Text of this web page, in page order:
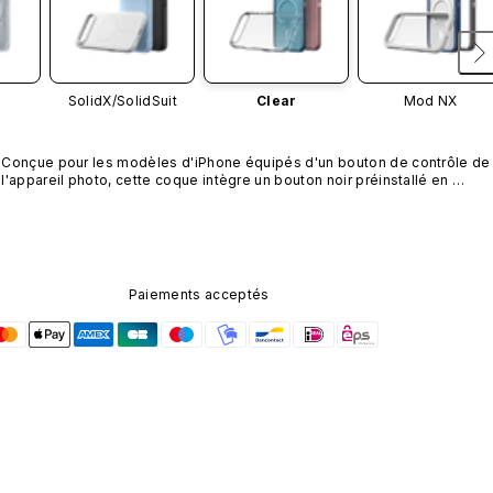
SolidX/SolidSuit Clear Mod NX
Conçue pour les modèles d'iPhone équipés d'un bouton de contrôle de
l'appareil photo, cette coque intègre un bouton noir préinstallé en
Paiements acceptés